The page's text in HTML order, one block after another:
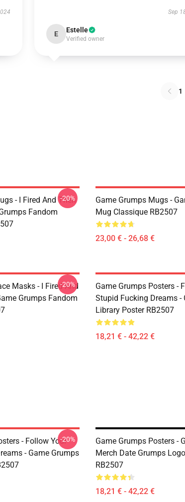
Sep
E Estelle
Verified owner
1
- I Fired And Then
Fandom
-20%
Game Grumps Mugs -
Mug Classique RB2507
23,00 € - 26,68 €
Masks - I Fired And
Grumps Fandom
-20%
Game Grumps Posters -
Stupid Fucking Dreams -
Library Poster RB2507
18,21 € - 42,22 €
- Follow Your
- Game Grumps
-20%
Game Grumps Posters -
Merch Date Grumps
RB2507
18,21 € - 42,22 €